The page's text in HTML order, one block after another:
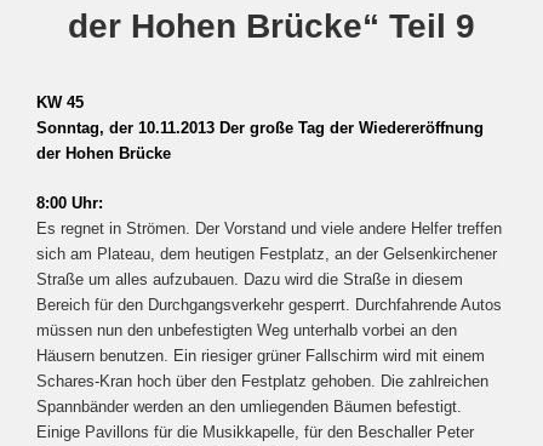
der Hohen Brücke“ Teil 9
KW 45
Sonntag, der 10.11.2013 Der große Tag der Wiedereröffnung
der Hohen Brücke
8:00 Uhr:
Es regnet in Strömen. Der Vorstand und viele andere Helfer treffen
sich am Plateau, dem heutigen Festplatz, an der Gelsenkirchener
Straße um alles aufzubauen. Dazu wird die Straße in diesem
Bereich für den Durchgangsverkehr gesperrt. Durchfahrende Autos
müssen nun den unbefestigten Weg unterhalb vorbei an den
Häusern benutzen. Ein riesiger grüner Fallschirm wird mit einem
Schares-Kran hoch über den Festplatz gehoben. Die zahlreichen
Spannbänder werden an den umliegenden Bäumen befestigt.
Einige Pavillons für die Musikkapelle, für den Beschaller Peter